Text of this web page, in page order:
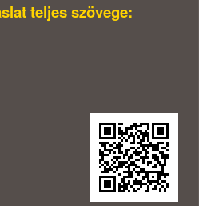
teljes szövege: